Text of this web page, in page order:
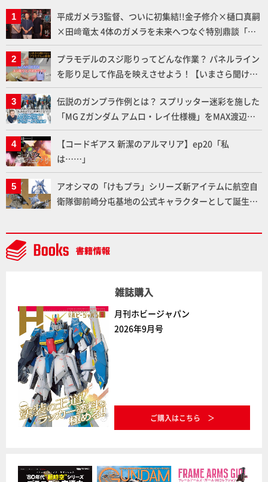
平成ガメラ3監督、ついに初集結!!金子修介×樋口真嗣
×田﨑竜太 4体のガメラを未来へつなぐ特別鼎談「ガ
メラ永久保存化プロジェクト FINAL」
プラモデルのスジ彫りってどんな作業？ パネルライン
を彫り足して作品を映えさせよう！【いまさら聞けな
いプラモデルの基礎：スジ彫りとパネルライン】
伝説のガンプラ作例とは？ スプリッター迷彩を施した
「MG Zガンダム アムロ・レイ仕様機」をMAX渡辺が
ふたたび塗る!!【試し読み】
【コードギアス 新潔のアルマリア】ep20「私
は……」
アオシマの「けもプラ」シリーズ新アイテムに航空自
衛隊御前崎分屯基地の公式キャラクターとして誕生し
通常版の2ラインで発売！
雑誌購入
月刊ホビージャパン
2026年9月号
ご購入はこちら